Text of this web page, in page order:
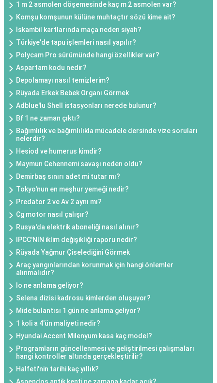
1 m 2 asmolen döşemesinde kaç m 2 asmolen var?
Komşu komşunun külüne muhtaçtır sözü kime ait?
İskambil kartlarında maça neden siyah?
Türkiye'de tapu işlemleri nasıl yapılır?
Polycam Pro sürümünde hangi özellikler var?
Aspartam kodu nedir?
Depolamayı nasıl temizlerim?
Rüyada Erkek Bebek Organı Görmek
Adblue'lu Shell istasyonları nerede bulunur?
Bf 1 ne zaman çıktı?
Bağımlılık ve bağımlılıkla mücadele dersinde vize soruları
nelerdir?
Hesiod ve humerus kimdir?
Maymun Cehennemi savaşı neden oldu?
Demirbaş sınırı adet mi tutar mı?
Tokyo'nun en meşhur yemeği nedir?
Predator 2 ve Av 2 aynı mı?
Cg motor nasıl çalışır?
Rusya'da elektrik aboneliği nasıl alınır?
IPCC'NİN iklim değişikliği raporu nedir?
Rüyada Yağmur Çiselediğini Görmek
Araç yangınlarından korunmak için hangi önlemler
alınmalıdır?
Io ne anlama geliyor?
Selena dizisi kadrosu kimlerden oluşuyor?
Mide bulantısı 1 gün ne anlama geliyor?
1 koli a 4'ün maliyeti nedir?
Hyundai Accent Milenyum kasa kaç model?
Programların güncellenmesi ve geliştirilmesi çalışmaları
hangi kontroller altında gerçekleştirilir?
Halfeti'nin tarihi kaç yıllık?